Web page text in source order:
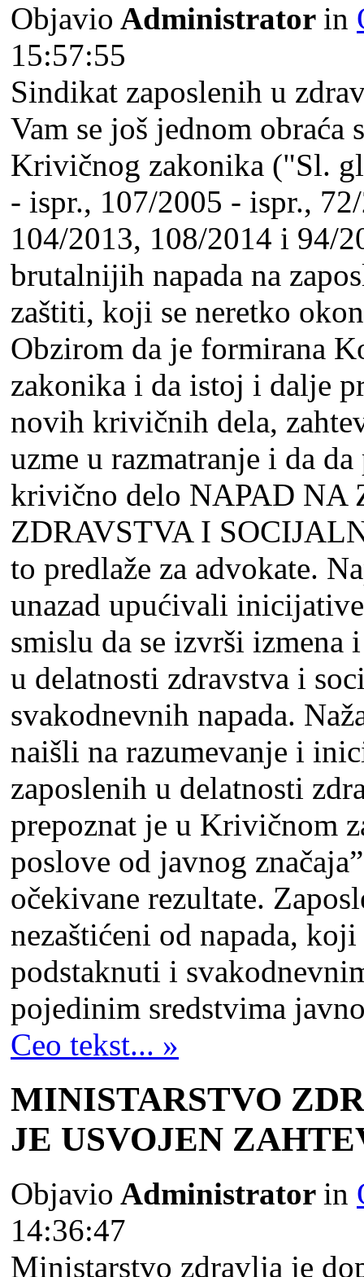
Objavio Administrator in
15:57:55
Sindikat zaposlenih u
Vam se još jednom obraća
Krivičnog zakonika ("Sl.
- ispr., 107/2005 - ispr.,
104/2013, 108/2014 i 94/
brutalnijih napada na
zaštiti, koji se neretko
Obzirom da je formirana
zakonika i da istoj i dalјe
novih krivičnih dela,
uzme u razmatranje i da
krivično delo NAPAD NA
ZDRAVSTVA I
to predlaže za advokate.
unazad upućivali
smislu da se izvrši izmena
u delatnosti zdravstva i
svakodnevnih napada.
naišli na razumevanje i
zaposlenih u delatnosti
prepoznat je u Krivičnom
poslove od javnog
očekivane rezultate.
nezaštićeni od napada,
podstaknuti i
pojedinim sredstvima
Ceo tekst... »
MINISTARSTVO
JE USVOJEN
Objavio Administrator in
14:36:47
Ministarstvo zdravlјa je